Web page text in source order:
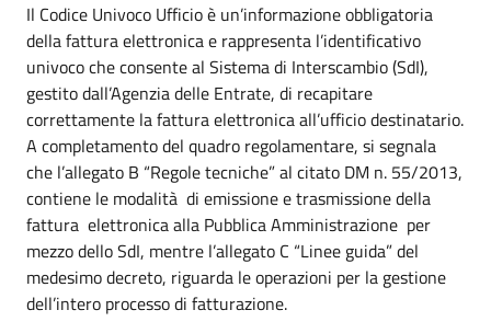
Il Codice Univoco Ufficio è un’informazione obbligatoria
della fattura elettronica e rappresenta l’identificativo
univoco che consente al Sistema di Interscambio (SdI),
gestito dall’Agenzia delle Entrate, di recapitare
correttamente la fattura elettronica all’ufficio destinatario.
A completamento del quadro regolamentare, si segnala
che l’allegato B “Regole tecniche” al citato DM n. 55/2013,
contiene le modalità di emissione e trasmissione della
fattura elettronica alla Pubblica Amministrazione per
mezzo dello SdI, mentre l’allegato C “Linee guida” del
medesimo decreto, riguarda le operazioni per la gestione
dell’intero processo di fatturazione.